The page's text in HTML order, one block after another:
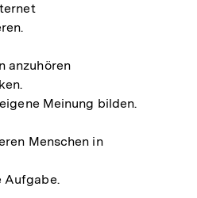
anzuhören
Meinung bilden.
Menschen in
Aufgabe.